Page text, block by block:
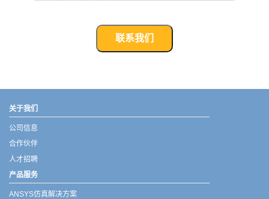
联系我们
关于我们
公司信息
合作伙伴
人才招聘
产品服务
ANSYS仿真解决方案